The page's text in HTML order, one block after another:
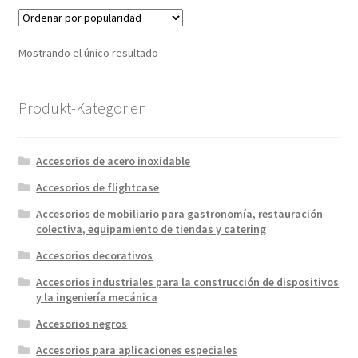
Mostrando el único resultado
Produkt-Kategorien
Accesorios de acero inoxidable
Accesorios de flightcase
Accesorios de mobiliario para gastronomía, restauración
colectiva, equipamiento de tiendas y catering
Accesorios decorativos
Accesorios industriales para la construcción de dispositivos
y la ingeniería mecánica
Accesorios negros
Accesorios para aplicaciones especiales